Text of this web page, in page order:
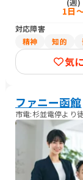
(週)
1日
対応障害
精神
知的
気
ファニー函館
市電:杉並電停より